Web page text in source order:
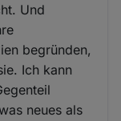
Und
begründen,
Ich kann
neues als